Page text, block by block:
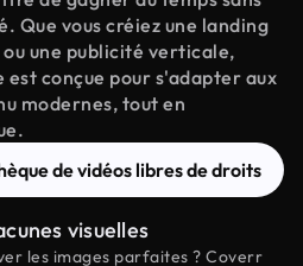
Que vous créiez une landing
une publicité verticale,
conçue pour s'adapter aux
modernes, tout en
de vidéos libres de droits
visuelles
les images parfaites ? Coverr